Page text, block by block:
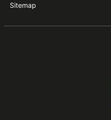
Sitemap